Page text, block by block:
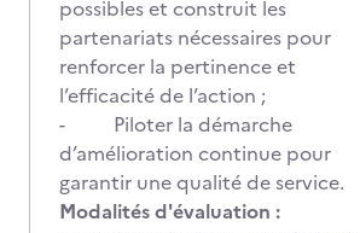
possibles et construit les
partenariats nécessaires pour
renforcer la pertinence et
l’efficacité de l’action ;
- Piloter la démarche
d’amélioration continue pour
garantir une qualité de service.
Modalités d'évaluation :